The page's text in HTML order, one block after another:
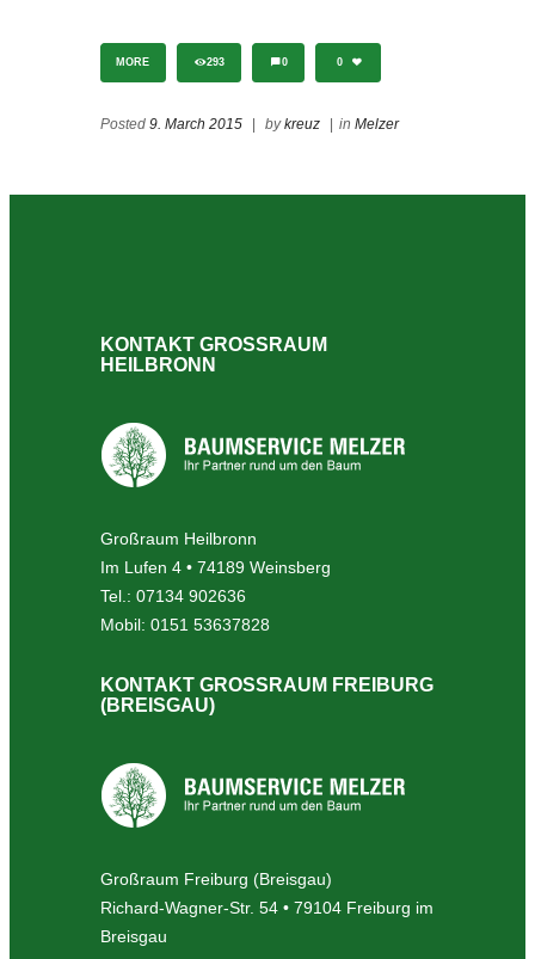
MORE 293 0 0
Posted 9. March 2015 bykreuz in Melzer
KONTAKT GROSSRAUM H
EILBRONN
Großraum Heilbronn
Im Lufen 4 • 74189 Weinsberg
Tel.: 07134 902636
Mobil: 0151 53637828
KONTAKT GROSSRAUM FREIBURG (
BREISGAU)
Großraum Freiburg (Breisgau)
Richard-Wagner-Str. 54 • 79104 Freiburg im
Breisgau